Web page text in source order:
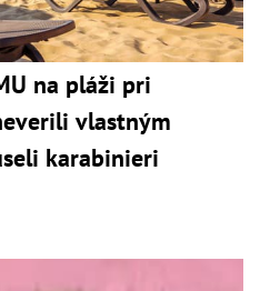
na pláži pri
vlastným
karabinieri